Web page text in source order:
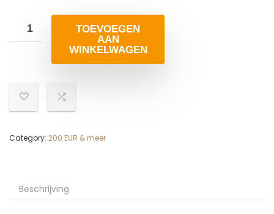
TOEVOEGEN
AAN
WINKELWAGEN
Category: 200 EUR & meer
Beschrijving